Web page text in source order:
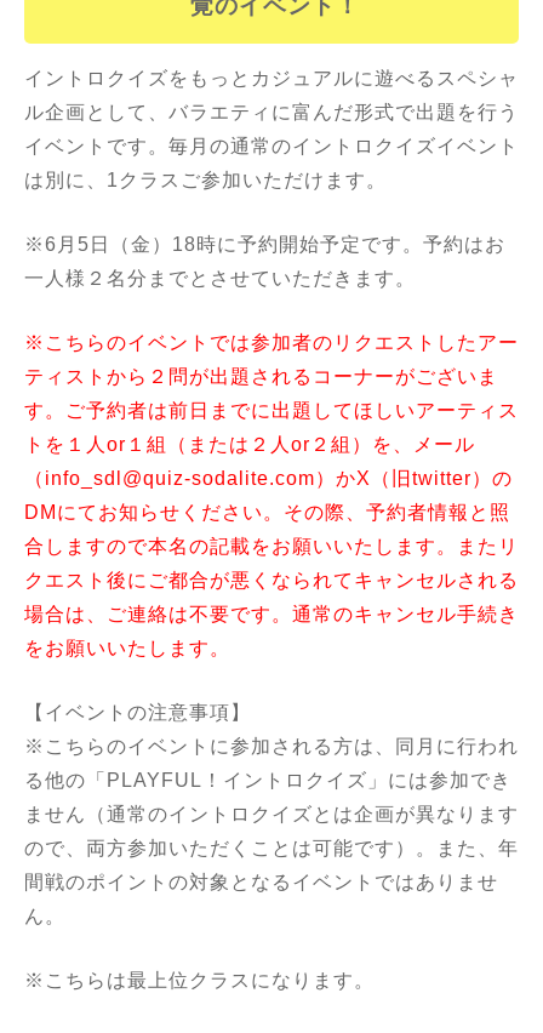
覚のイベント！
イントロクイズをもっとカジュアルに遊べるスペシャ
ル企画として、バラエティに富んだ形式で出題を行う
イベントです。毎月の通常のイントロクイズイベント
は別に、1クラスご参加いただけます。
※6月5日（金）18時に予約開始予定です。予約はお
一人様２名分までとさせていただきます。
※こちらのイベントでは参加者のリクエストしたアー
ティストから２問が出題されるコーナーがございま
す。ご予約者は前日までに出題してほしいアーティス
トを１人or１組（または２人or２組）を、メール
（info_sdl@quiz-sodalite.com）かX（旧twitter）の
DMにてお知らせください。その際、予約者情報と照
合しますので本名の記載をお願いいたします。またリ
クエスト後にご都合が悪くなられてキャンセルされる
場合は、ご連絡は不要です。通常のキャンセル手続き
をお願いいたします。
【イベントの注意事項】
※こちらのイベントに参加される方は、同月に行われ
る他の「PLAYFUL！イントロクイズ」には参加でき
ません（通常のイントロクイズとは企画が異なります
ので、両方参加いただくことは可能です）。また、年
間戦のポイントの対象となるイベントではありませ
ん。
※こちらは最上位クラスになります。